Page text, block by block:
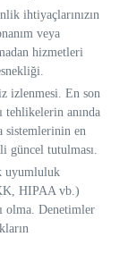
ihtiyaçlarınızın
veya
hizmetleri
izlenmesi. En son
tehlikelerin anında
sistemlerinin en
güncel tutulması.
uyumluluk
HIPAA vb.)
olma. Denetimler